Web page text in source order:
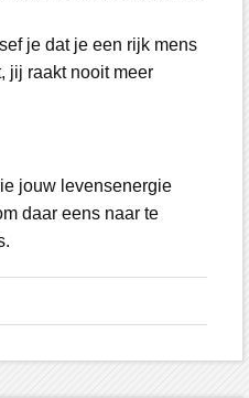
je dat je een rijk mens
jij raakt nooit meer
jouw levensenergie
daar eens naar te